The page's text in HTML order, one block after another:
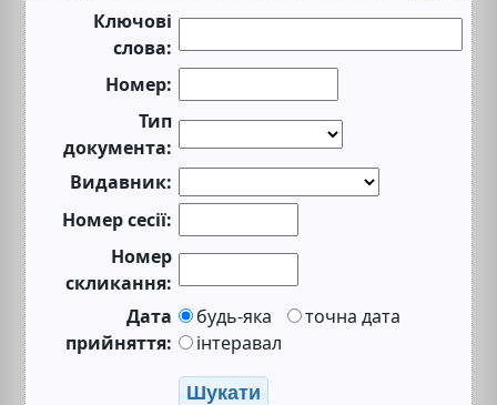
Ключові
слова:
Номер:
Тип
документа:
Видавник:
Номер сесії:
Номер
скликання:
Дата
прийняття:
будь-яка
точна дата
інтеравал
Шукати